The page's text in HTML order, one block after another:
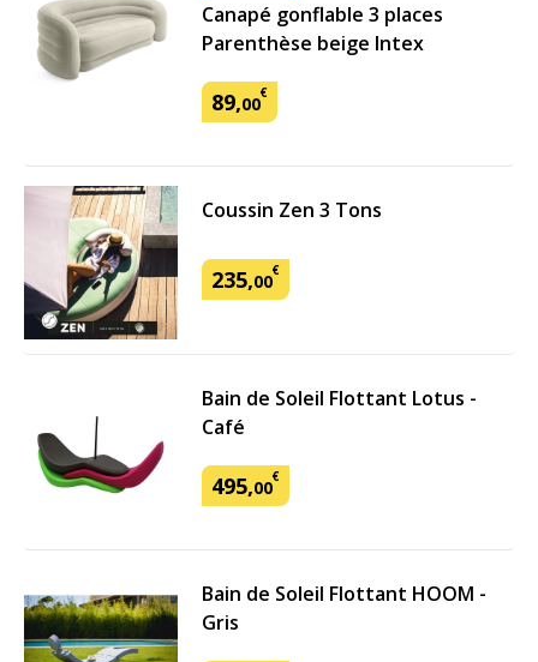
Canapé gonflable 3 places
Parenthèse beige Intex
89,00€
Coussin Zen 3 Tons
235,00€
Bain de Soleil Flottant Lotus -
Café
495,00€
Bain de Soleil Flottant HOOM -
Gris